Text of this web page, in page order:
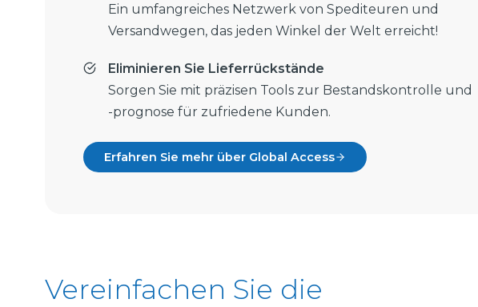
Ein umfangreiches Netzwerk von Spediteuren und
Versandwegen, das jeden Winkel der Welt erreicht!
Eliminieren Sie Lieferrückstände
Sorgen Sie mit präzisen Tools zur Bestandskontrolle und
-prognose für zufriedene Kunden.
Erfahren Sie mehr über Global Access
Vereinfachen Sie die